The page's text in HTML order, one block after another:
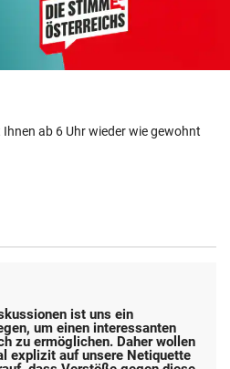
ab 6 Uhr wieder wie gewohnt